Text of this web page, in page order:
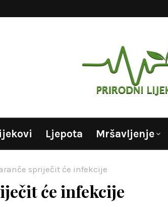
Ljepota Mršavljenje
spriječit će infekcije
će infekcije